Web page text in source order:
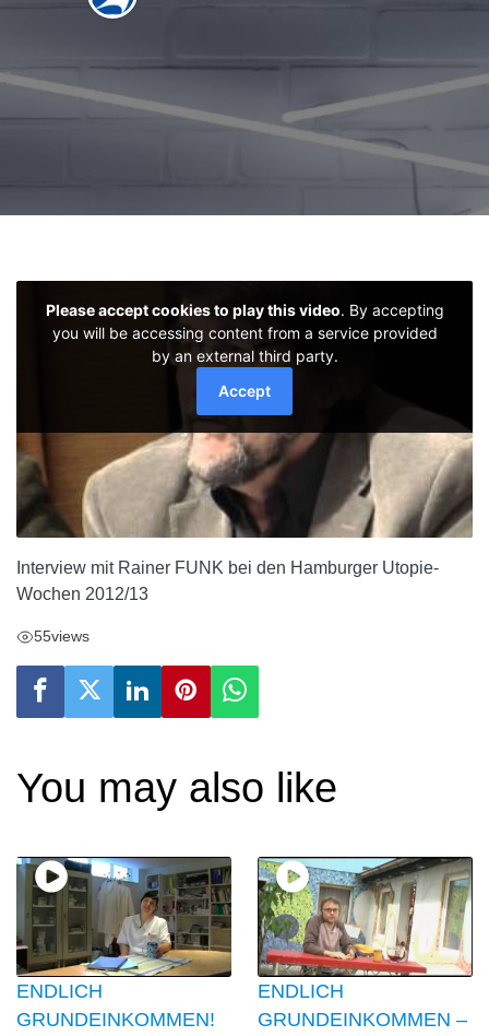
Interview mit Rainer FUNK bei den Hamburger Utopie-
Wochen 2012/13
55views
You may also like
ENDLICH
GRUNDEINKOMMEN!
ENDLICH
GRUNDEINKOMMEN –